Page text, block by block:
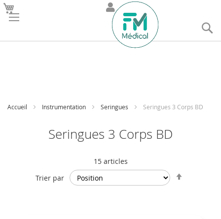
Accueil Instrumentation Seringues Seringues 3 Corps BD
Seringues 3 Corps BD
15articles
Trier par